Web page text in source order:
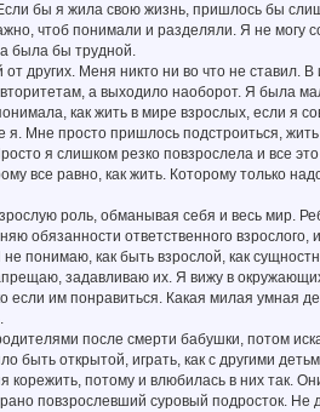
бы я жила свою жизнь, пришлось бы
чтоб понимали и разделяли. Я не могу
была бы трудной.
других. Меня никто ни во что не ставил. В
а выходило наоборот. Я была
как жить в мире взрослых, если я
я. Мне просто пришлось подстроиться,
я слишком резко повзрослела и все
все равно, как жить. Которому только
роль, обманывая себя и весь мир.
обязанности ответственного взрослого,
понимаю, как быть взрослой, как
задавливаю их. Я вижу в
если им понравиться. Какая милая умная
после смерти бабушки, потом
открытой, играть, как с другими
потому и влюбилась в них так.
повзрослевший суровый подросток. Не